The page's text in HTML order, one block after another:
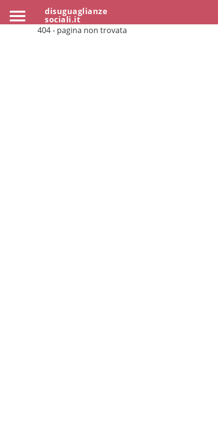
disuguaglianze
sociali.it
404 - pagina non trovata